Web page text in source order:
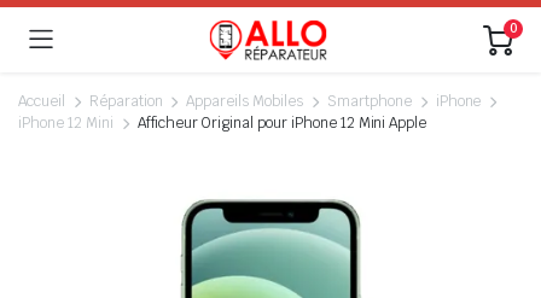
0
Accueil Réparation Appareils Mobiles Smartphone
iPhone
iPhone 12 Mini
Afficheur Original pour iPhone 12 Mini Apple